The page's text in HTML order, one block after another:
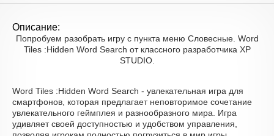
Описание:
Попробуем разобрать игру с пункта меню Словесные. Word
Tiles :Hidden Word Search от классного разработчика XP
STUDIO.
Word Tiles :Hidden Word Search - увлекательная игра для
смартфонов, которая предлагает неповторимое сочетание
увлекательного геймплея и разнообразного мира. Игра
удивляет своей доступностью и удобством управления,